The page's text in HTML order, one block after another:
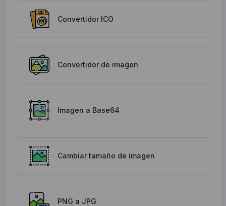
Convertidor ICO
Convertidor de imagen
Imagen a Base64
Cambiar tamaño de imagen
PNG a JPG